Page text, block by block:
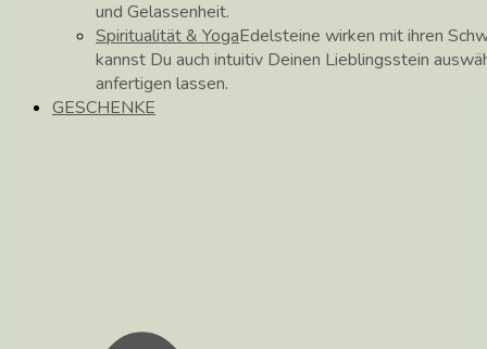
und Gelassenheit.
Spiritualität & YogaEdelsteine wirken mit ihren
kannst Du auch intuitiv Deinen Lieblingsstein
anfertigen lassen.
GESCHENKE